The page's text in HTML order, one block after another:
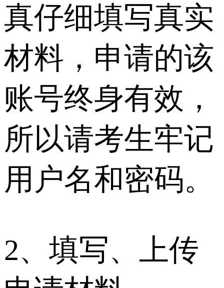
真仔细填写真实
材料，申请的该
账号终身有效，
所以请考生牢记
用户名和密码。
2、填写、上传